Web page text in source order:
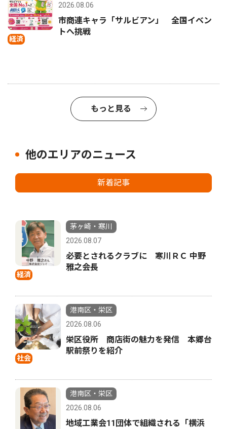
経済
2026.08.06
市商連キャラ「サルビアン」 全国イベン
トへ挑戦
もっと見る
他のエリアのニュース
新着記事
経済
茅ヶ崎・寒川
2026.08.07
必要とされるクラブに 寒川ＲＣ 中野
雅之会長
社会
港南区・栄区
2026.08.06
栄区役所 商店街の魅力を発信 本郷台
駅前祭りを紹介
港南区・栄区
2026.08.06
地域工業会11団体で組織される「横浜